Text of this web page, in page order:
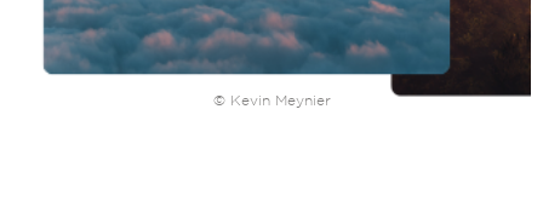
© Kevin Meynier